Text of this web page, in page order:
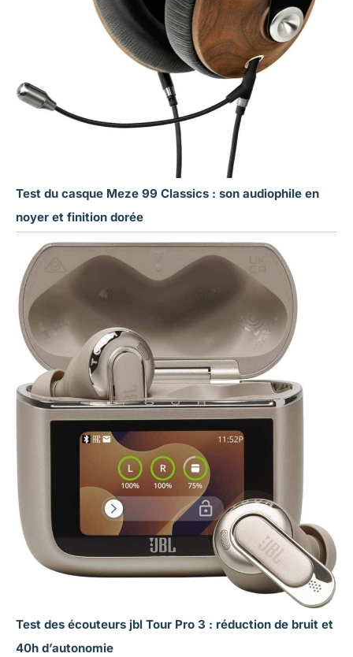
Test du casque Meze 99 Classics : son audiophile en
noyer et finition dorée
Test des écouteurs jbl Tour Pro 3 : réduction de bruit et
40h d’autonomie